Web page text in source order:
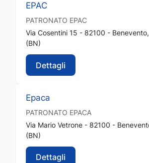
EPAC
PATRONATO EPAC
Via Cosentini 15 - 82100 -
(BN)
Dettagli
Epaca
PATRONATO EPACA
Via Mario Vetrone - 82100 -
(BN)
Dettagli